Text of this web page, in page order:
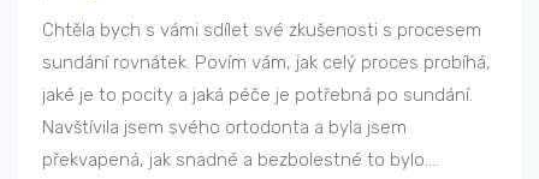
Chtěla bych s vámi sdílet své zkušenosti s procesem
sundání rovnátek. Povím vám, jak celý proces probíhá,
jaké je to pocity a jaká péče je potřebná po sundání.
Navštívila jsem svého ortodonta a byla jsem
překvapená, jak snadné a bezbolestné to bylo.